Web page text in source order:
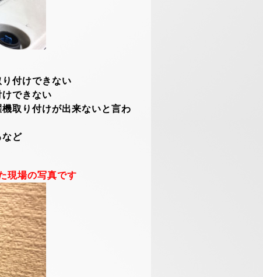
付けできない
できない
取り付けが出来ないと言わ
など
現場の写真です